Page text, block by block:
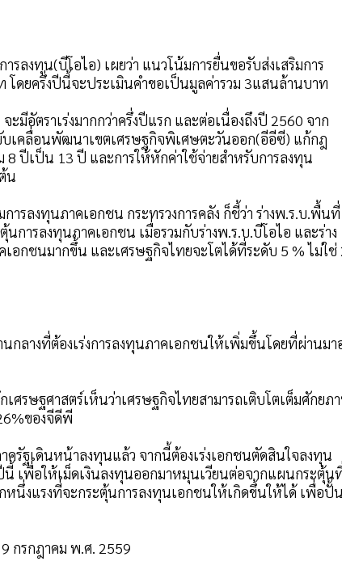
ลงทุน(บีโอไอ) เผยว่า แนวโน้มการยื่นขอรับส่งเสริมการ
ดยครึ่งปีนี้จะประเมินคำขอเป็นมูลค่ารวม 3แสนล้านบาท
มีอัตราเร่งมากกว่าครึ่งปีแรก และต่อเนื่องถึงปี 2560 จาก
ขับเคลื่อนพัฒนาเขตเศรษฐกิจพิเศษตะวันออก(อีอีซี) แก้กฎ
ปีเป็น 13 ปี และการให้หักค่าใช้จ่ายสำหรับการลงทุน
น
รลงทุนภาคเอกชน กระทรวงการคลัง ก็ชี้ว่า ร่างพ.ร.บ.พื้นที่
ารลงทุนภาคเอกชน เมื่อรวมกับร่างพ.ร.บ.บีโอไอ และร่าง
อกชนมากขึ้น และเศรษฐกิจไทยจะโตได้ที่ระดับ 5 % ไม่ใช่
ลางที่ต้องเร่งการลงทุนภาคเอกชนให้เพิ่มขึ้นโดยที่ผ่านมา
ศรษฐศาสตร์เห็นว่าเศรษฐกิจไทยสามารถเติบโตเต็มศักยภ
ของจีดีพี
ครัฐเดินหน้าลงทุนแล้ว จากนี้ต้องเร่งเอกชนตัดสินใจลงทุน
เพื่อให้เม็ดเงินลงทุนออกมาหมุนเวียนต่อจากแผนกระตุ้น
หนึ่งแรงที่จะกระตุ้นการลงทุนเอกชนให้เกิดขึ้นให้ได้ เพื่อปั้
กรกฎาคม พ.ศ. 2559